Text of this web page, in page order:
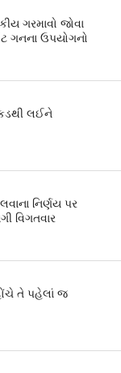
ગરમાવો જોવા
ગનના ઉપયોગનો
લઈને
નિર્ણય પર
વિગતવાર
તે પહેલાં જ